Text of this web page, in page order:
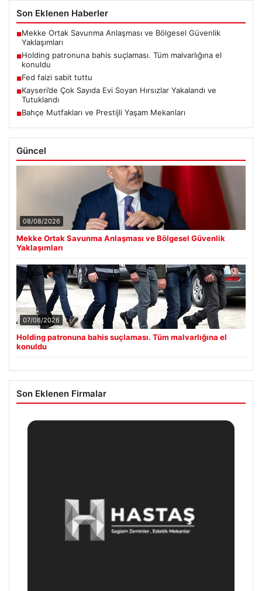
Son Eklenen Haberler
■Mekke Ortak Savunma Anlaşması ve Bölgesel Güvenlik
Yaklaşımları
■Holding patronuna bahis suçlaması. Tüm malvarlığına el
konuldu
■Fed faizi sabit tuttu
■Kayseri’de Çok Sayıda Evi Soyan Hırsızlar Yakalandı ve
Tutuklandı
■Bahçe Mutfakları ve Prestijli Yaşam Mekanları
Güncel
08/08/2026
Mekke Ortak Savunma Anlaşması ve Bölgesel Güvenlik
Yaklaşımları
07/08/2026
Holding patronuna bahis suçlaması. Tüm malvarlığına el
konuldu
Son Eklenen Firmalar